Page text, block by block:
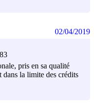
pris en sa qualité
dans la limite des crédits
02/04/2019